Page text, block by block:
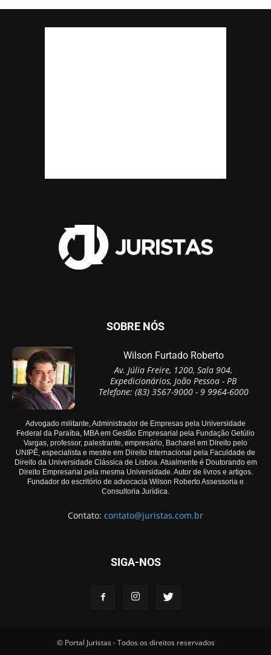
SOBRE NÓS
Wilson Furtado Roberto
Av. Júlia Freire, 1200, Sala 904,
Expedicionários, João Pessoa - PB
Telefone: (83) 3567-9000 - 9 9964-6000
Advogado militante, Administrador de Empresas pela Universidade
Federal da Paraíba, MBA em Gestão Empresarial pela Fundação Getúlio
Vargas, professor, palestrante, empresário, Bacharel em Direito pelo
UNIPÊ, especialista e mestre em Direito Internacional pela Faculdade de
Direito da Universidade Clássica de Lisboa. Atualmente é Doutorando em
Direito Empresarial pela mesma Universidade. Autor de livros e artigos.
Fundador do escritório de advocacia Wilson Roberto Assessoria e
Consultoria Jurídica.
Contato: contato@juristas.com.br
SIGA-NOS
© Portal Juristas - Todos os direitos reservados